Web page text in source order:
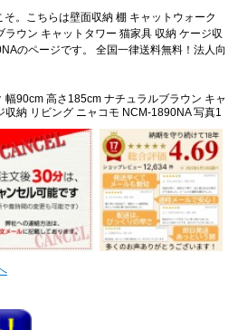
。こちらは壁面収納 棚 キャットウォーク
ウン キャットタワー 猫家具 収納 ケージ収
のページです。
全国一律送料無料！法人向